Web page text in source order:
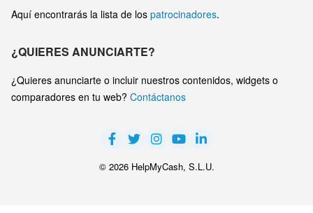
Aquí encontrarás la lista de los patrocinadores.
¿QUIERES ANUNCIARTE?
¿Quieres anunciarte o incluir nuestros contenidos, widgets o
comparadores en tu web? Contáctanos
© 2026 HelpMyCash, S.L.U.